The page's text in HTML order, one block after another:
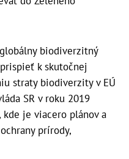
biodiverzitný
k skutočnej
straty biodiverzity v EÚ
SR v roku 2019
je viacero plánov a
prírody,